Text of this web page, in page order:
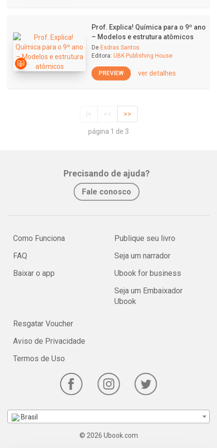
Prof. Explica! Química para o 9º ano
– Modelos e estrutura atômicos
De Esdras Santos
Editora: UBK Publishing House
PREVIEW ver detalhes
|< << >>
página 1 de 3
Precisando de ajuda?
Fale conosco
Como Funciona
FAQ
Baixar o app
Publique seu livro
Seja um narrador
Ubook for business
Seja um Embaixador
Ubook
Resgatar Voucher
Aviso de Privacidade
Termos de Uso
Brasil
© 2026 Ubook.com